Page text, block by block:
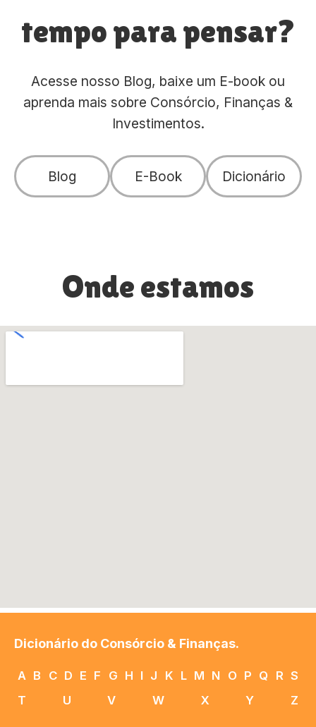
tempo para pensar?
Acesse nosso Blog, baixe um E-book ou
aprenda mais sobre Consórcio, Finanças &
Investimentos.
Blog E-Book Dicionário
Onde estamos
Dicionário do Consórcio & Finanças.
A B C D E F G H I J K L M N O P Q R S
T
U V W X Y Z